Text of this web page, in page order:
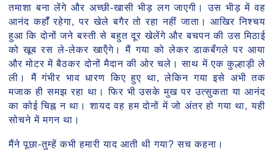
तमाशा बना लेंगे और अच्छी-खासी भीड़ लग जाएगी। उस भीड़ में वह
आनंद कहॉँ रहेगा, पर खेले बगैर तो रहा नहीं जाता। आखिर निश्चय
हुआ कि दोनों जने बस्ती से बहुत दूर खेलेंगे और बचपन की उस मिठाई
को खूब रस ले-लेकर खाऍंगे। मैं गया को लेकर डाकबँगले पर आया
और मोटर में बैठकर दोनों मैदान की ओर चले। साथ में एक कुल्हाड़ी ले
ली। मैं गंभीर भाव धारण किए हुए था, लेकिन गया इसे अभी तक
मजाक ही समझ रहा था। फिर भी उसके मुख पर उत्सुकता या आनंद
का कोई चिह्न न था। शायद वह हम दोनों में जो अंतर हो गया था, यही
सोचने में मगन था।
मैंने पूछा-तुम्हें कभी हमारी याद आती थी गया? सच कहना।